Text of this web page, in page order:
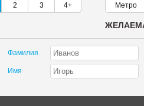
2 3 4+ Метро
Фамилия
Имя